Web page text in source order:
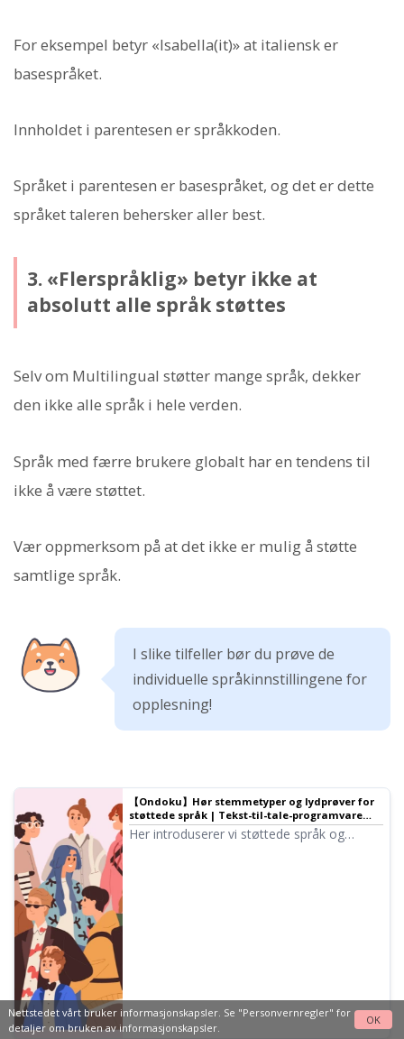
For eksempel betyr «Isabella(it)» at italiensk er
basespråket.
Innholdet i parentesen er språkkoden.
Språket i parentesen er basespråket, og det er dette
språket taleren behersker aller best.
3. «Flerspråklig» betyr ikke at
absolutt alle språk støttes
Selv om Multilingual støtter mange språk, dekker
den ikke alle språk i hele verden.
Språk med færre brukere globalt har en tendens til
ikke å være støttet.
Vær oppmerksom på at det ikke er mulig å støtte
samtlige språk.
I slike tilfeller bør du prøve de
individuelle språkinnstillingene for
opplesning!
【Ondoku】Hør stemmetyper og lydprøver for
støttede språk | Tekst-til-tale-programvare
Ondoku
Her introduserer vi støttede språk og
Nettstedet vårt bruker informasjonskapsler. Se "Personvernregler" for
detaljer om bruken av informasjonskapsler.
OK